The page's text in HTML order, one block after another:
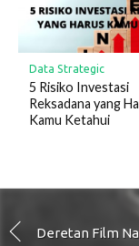
Data Strategic
5 Risiko Investasi
Reksadana yang
Kamu Ketahui
Deretan Film